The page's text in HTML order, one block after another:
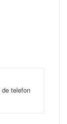
de telefon